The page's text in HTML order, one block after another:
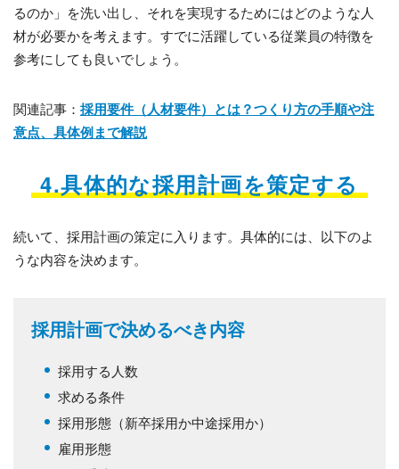
るのか」を洗い出し、それを実現するためにはどのような人
材が必要かを考えます。すでに活躍している従業員の特徴を
参考にしても良いでしょう。
関連記事： 採用要件（人材要件）とは？つくり方の手順や注
意点、具体例まで解説
4.具体的な採用計画を策定する
続いて、採用計画の策定に入ります。具体的には、以下のよ
うな内容を決めます。
採用計画で決めるべき内容
採用する人数
求める条件
採用形態（新卒採用か中途採用か）
雇用形態